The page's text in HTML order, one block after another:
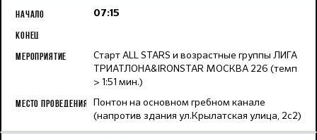
07:15
Старт ALL STARS и возрастные группы ЛИГА
ТРИАТЛОНА&IRONSTAR МОСКВА 226 (темп
> 1:51 мин.)
Понтон на основном гребном канале
(напротив здания ул.Крылатская улица, 2с2)